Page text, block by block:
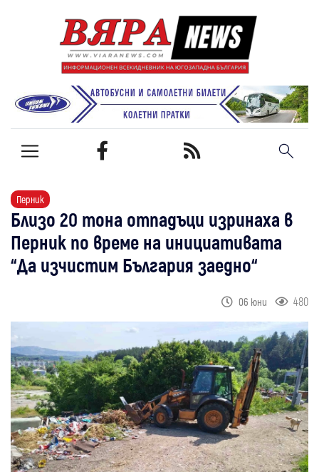
Перник
Близо 20 тона отпадъци изринаха в
Перник по време на инициативата
“Да изчистим България заедно“
06 юни 480